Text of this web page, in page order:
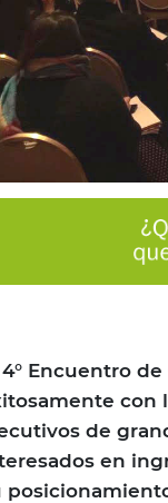
4° Encuentro
con
de
en